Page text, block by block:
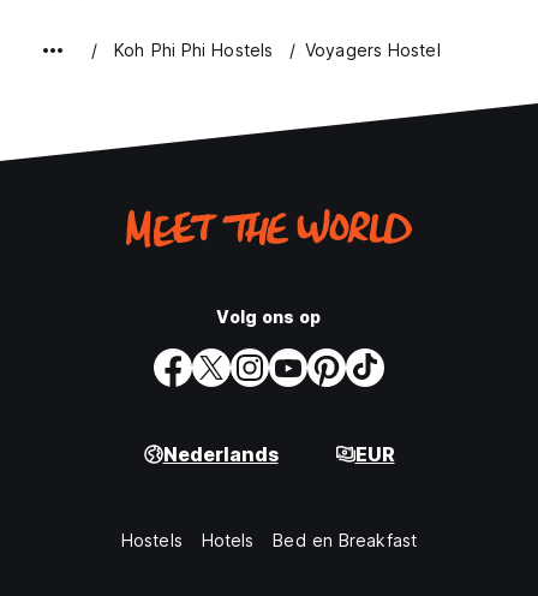
Koh Phi Phi Hostels Voyagers Hostel
Volg ons op
Nederlands EUR
Hostels Hotels Bed en Breakfast